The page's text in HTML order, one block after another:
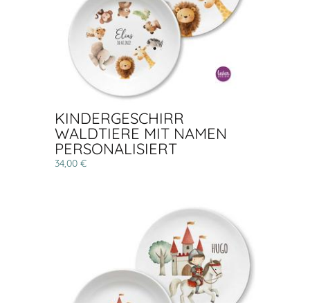
KINDERGESCHIRR
WALDTIERE MIT NAMEN
PERSONALISIERT
34,00 €